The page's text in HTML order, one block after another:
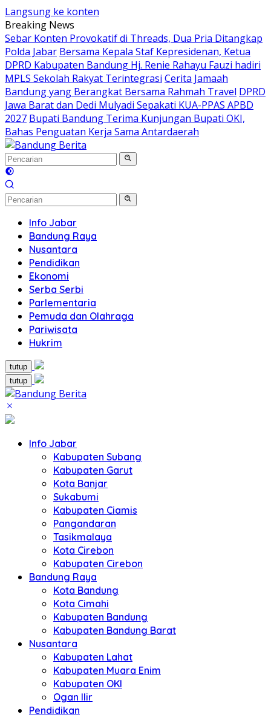
Langsung ke konten
Breaking News
Sebar Konten Provokatif di Threads, Dua Pria Ditangkap
Polda Jabar Bersama Kepala Staf Kepresidenan, Ketua
DPRD Kabupaten Bandung Hj. Renie Rahayu Fauzi hadiri
MPLS Sekolah Rakyat Terintegrasi Cerita Jamaah
Bandung yang Berangkat Bersama Rahmah Travel DPRD
Jawa Barat dan Dedi Mulyadi Sepakati KUA-PPAS APBD
2027 Bupati Bandung Terima Kunjungan Bupati OKI,
Bahas Penguatan Kerja Sama Antardaerah
Info Jabar
Bandung Raya
Nusantara
Pendidikan
Ekonomi
Serba Serbi
Parlementaria
Pemuda dan Olahraga
Pariwisata
Hukrim
tutup
tutup
Info Jabar
Kabupaten Subang
Kabupaten Garut
Kota Banjar
Sukabumi
Kabupaten Ciamis
Pangandaran
Tasikmalaya
Kota Cirebon
Kabupaten Cirebon
Bandung Raya
Kota Bandung
Kota Cimahi
Kabupaten Bandung
Kabupaten Bandung Barat
Nusantara
Kabupaten Lahat
Kabupaten Muara Enim
Kabupaten OKI
Ogan Ilir
Pendidikan